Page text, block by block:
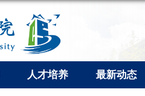
人才培养 最新动态